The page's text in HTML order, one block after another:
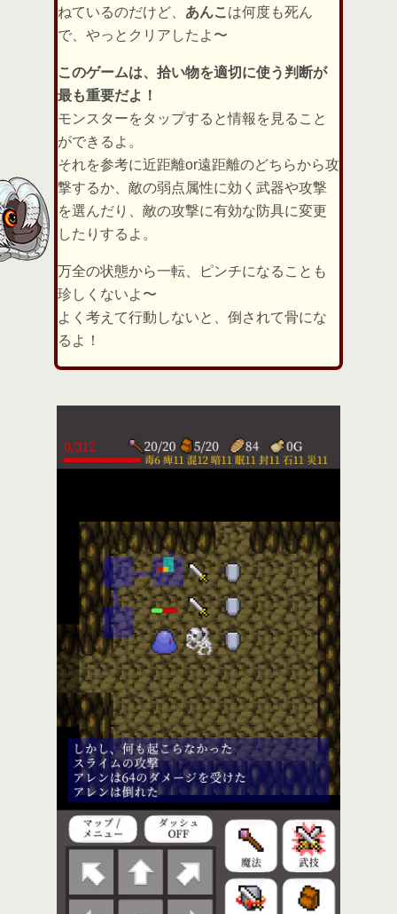
ねているのだけど、 あんこ は何度も死ん
で、やっとクリアしたよ〜
このゲームは、拾い物を適切に使う判断が
最も重要だよ！
モンスターをタップすると情報を見ること
ができるよ。
それを参考に近距離or遠距離のどちらから攻
撃するか、敵の弱点属性に効く武器や攻撃
を選んだり、敵の攻撃に有効な防具に変更
したりするよ。
万全の状態から一転、ピンチになることも
珍しくないよ〜
よく考えて行動しないと、倒されて骨にな
るよ！